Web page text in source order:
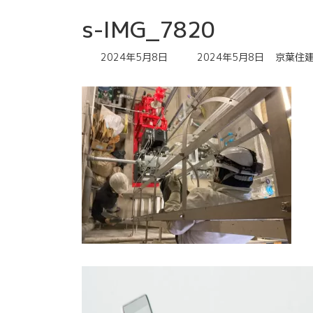
s-IMG_7820
2024年5月8日
最
更
新
日
時
:
2024年5月8日 京葉住